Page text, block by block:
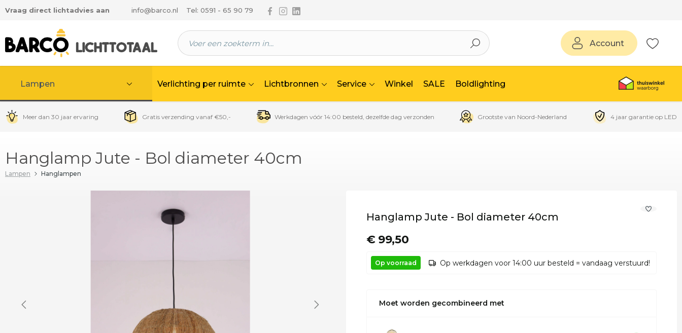
hoofdinhoud
Vraag direct lichtadvies aan info@barco.nl Tel: 0591 - 65 90 79 Volg ons via Facebook
Volg ons via Instagram
Volg ons via Linkedin
Account
Lampen Verlichting per ruimte Lichtbronnen Service Winkel SALE Boldlighting
Meer dan 30 jaar ervaring Gratis verzending vanaf €50,- Werkdagen vóór 14:00 besteld, dezelfde dag verzonden Grootste van Noord-Nederland 4 jaar garantie op LED
Hanglamp Jute - Bol diameter 40cm
Lampen Hanglampen
Hanglamp Jute - Bol diameter 40cm
€ 99,50
Op voorraad Op werkdagen voor 14:00 uur besteld = vandaag verstuurd!
Moet worden gecombineerd met